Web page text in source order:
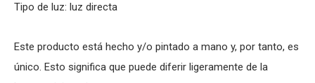
Tipo de luz: luz directa
Este producto está hecho y/o pintado a mano y, por tanto, es
único. Esto significa que puede diferir ligeramente de la